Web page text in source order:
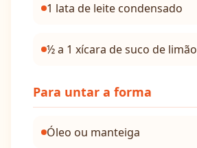
1 lata de leite condensado
½ a 1 xícara de suco de limão
Para untar a forma
Óleo ou manteiga